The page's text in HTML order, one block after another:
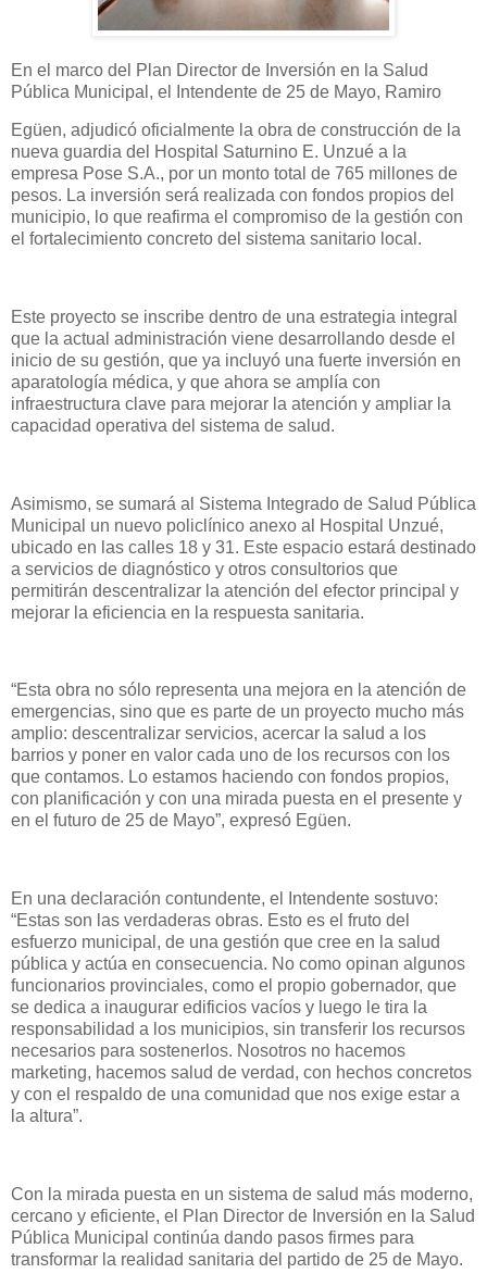
En el marco del Plan Director de Inversión en la Salud
Pública Municipal, el Intendente de 25 de Mayo, Ramiro
Egüen, adjudicó oficialmente la obra de construcción de la
nueva guardia del Hospital Saturnino E. Unzué a la
empresa Pose S.A., por un monto total de 765 millones de
pesos. La inversión será realizada con fondos propios del
municipio, lo que reafirma el compromiso de la gestión con
el fortalecimiento concreto del sistema sanitario local.
Este proyecto se inscribe dentro de una estrategia integral
que la actual administración viene desarrollando desde el
inicio de su gestión, que ya incluyó una fuerte inversión en
aparatología médica, y que ahora se amplía con
infraestructura clave para mejorar la atención y ampliar la
capacidad operativa del sistema de salud.
Asimismo, se sumará al Sistema Integrado de Salud Pública
Municipal un nuevo policlínico anexo al Hospital Unzué,
ubicado en las calles 18 y 31. Este espacio estará destinado
a servicios de diagnóstico y otros consultorios que
permitirán descentralizar la atención del efector principal y
mejorar la eficiencia en la respuesta sanitaria.
“Esta obra no sólo representa una mejora en la atención de
emergencias, sino que es parte de un proyecto mucho más
amplio: descentralizar servicios, acercar la salud a los
barrios y poner en valor cada uno de los recursos con los
que contamos. Lo estamos haciendo con fondos propios,
con planificación y con una mirada puesta en el presente y
en el futuro de 25 de Mayo”, expresó Egüen.
En una declaración contundente, el Intendente sostuvo:
“Estas son las verdaderas obras. Esto es el fruto del
esfuerzo municipal, de una gestión que cree en la salud
pública y actúa en consecuencia. No como opinan algunos
funcionarios provinciales, como el propio gobernador, que
se dedica a inaugurar edificios vacíos y luego le tira la
responsabilidad a los municipios, sin transferir los recursos
necesarios para sostenerlos. Nosotros no hacemos
marketing, hacemos salud de verdad, con hechos concretos
y con el respaldo de una comunidad que nos exige estar a
la altura”.
Con la mirada puesta en un sistema de salud más moderno,
cercano y eficiente, el Plan Director de Inversión en la Salud
Pública Municipal continúa dando pasos firmes para
transformar la realidad sanitaria del partido de 25 de Mayo.